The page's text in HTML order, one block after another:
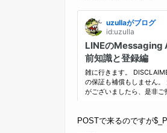
POSTで来るのですが